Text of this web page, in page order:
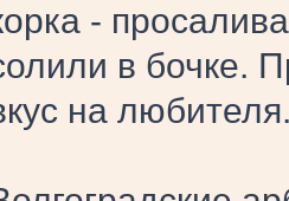
-
в бочке.
на